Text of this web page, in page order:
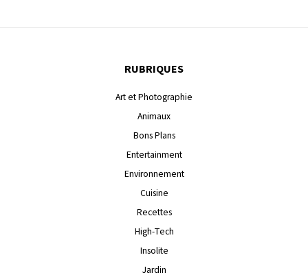
RUBRIQUES
Art et Photographie
Animaux
Bons Plans
Entertainment
Environnement
Cuisine
Recettes
High-Tech
Insolite
Jardin